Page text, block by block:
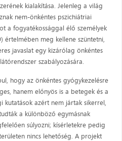
kialakítása. Jelenleg a világ
nem-önkéntes pszichiátriai
a fogyatékossággal élő személyek
értelmében meg kellene szüntetni,
javaslat egy kizárólag önkéntes
szabályozására.
hogy az önkéntes gyógykezelésre
hanem előnyös is a betegek és a
kutatások azért nem jártak sikerrel,
a különböző egymásnak
súlyozni; kísérletekre pedig
nincs lehetőség. A projekt